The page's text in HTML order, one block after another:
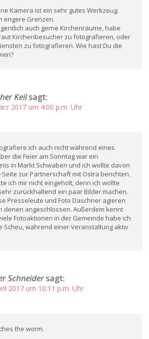
Kamera ist ein sehr gutes Werkzeug.
engere Grenzen.
auch gerne Kirchenräume, habe
Kirchenbesucher zu fotografieren, oder
zu fotografieren. Wie hast Du die
Keilsagt:
2017 um 4:00 p.m. Uhr
ich auch nicht während eines
die Feier am Sonntag war ein
in Markt Schwaben und ich wollte davon
zur Partnerschaft mit Ostra berichten.
ich mir nicht eingeholt, denn ich wollte
zurückhaltend ein paar Bilder machen.
Presseleute und Foto Daschner agieren
denen angeschlossen. Außerdem kennt
Fotoaktionen in der Gemeinde habe ich
Scheu, während einer Veranstaltung aktiv
Schneidersagt:
2017 um 10:11 p.m. Uhr
the worm.